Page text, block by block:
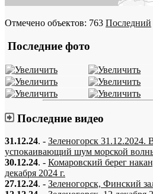
Отмечено объектов: 763 Последний
Последние фото
Последние видео
31.12.24. - Зеленогорск
успокаивающий шум морской
30.12.24. - Комаровский берег
декабря 2024 г.
27.12.24. - Зеленогорск, Финский